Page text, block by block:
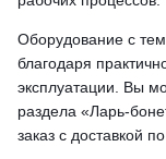
Оборудование с
благодаря
эксплуатации. Вы
раздела «Ларь-
заказ с доставкой